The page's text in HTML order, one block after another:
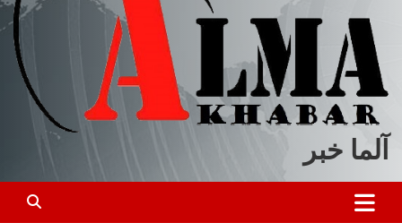
آلما خبر